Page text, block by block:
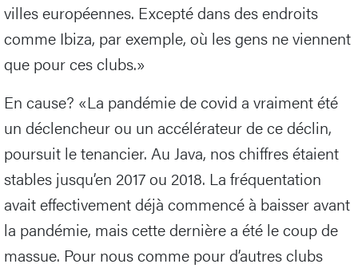
villes européennes. Excepté dans des endroits
comme Ibiza, par exemple, où les gens ne viennent
que pour ces clubs.»
En cause? «La pandémie de covid a vraiment été
un déclencheur ou un accélérateur de ce déclin,
poursuit le tenancier. Au Java, nos chiffres étaient
stables jusqu’en 2017 ou 2018. La fréquentation
avait effectivement déjà commencé à baisser avant
la pandémie, mais cette dernière a été le coup de
massue. Pour nous comme pour d’autres clubs